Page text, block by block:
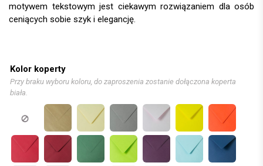
motywem tekstowym jest ciekawym rozwiązaniem dla osób
ceniących sobie szyk i elegancję.
Kolor koperty
Przy braku wyboru koloru, do zaproszenia zostanie dołączona koperta
biała.